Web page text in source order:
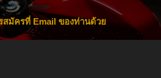
สมัครที่ Email ของท่านด้วย